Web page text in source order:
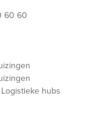
60 60
hubs